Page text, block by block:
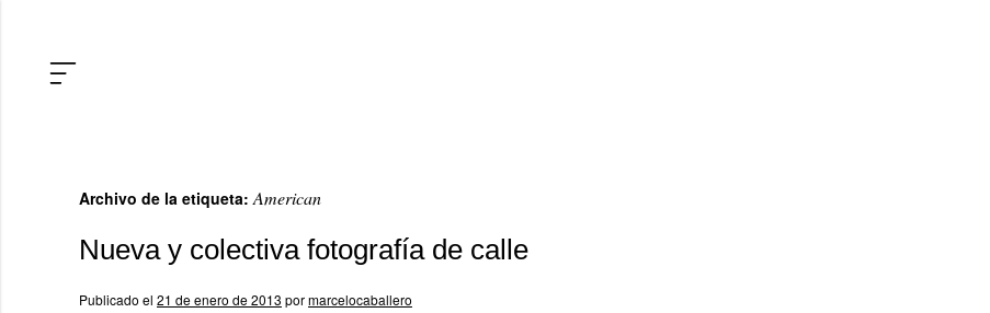
Archivo de la etiqueta:American
Nueva y colectiva fotografía de calle
Publicado el 21 de enero de 2013 pormarcelocaballero